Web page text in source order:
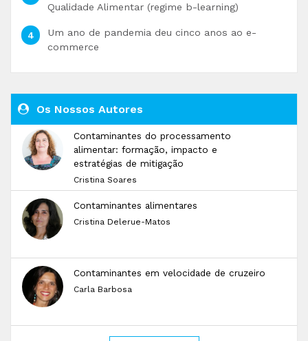
Qualidade Alimentar (regime b-learning)
Um ano de pandemia deu cinco anos ao e-
commerce
Os Nossos Autores
Contaminantes do processamento
alimentar: formação, impacto e
estratégias de mitigação
Cristina Soares
Contaminantes alimentares
Cristina Delerue-Matos
Contaminantes em velocidade de cruzeiro
Carla Barbosa